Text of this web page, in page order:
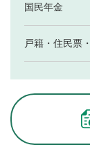
国民年金
戸籍・住民票